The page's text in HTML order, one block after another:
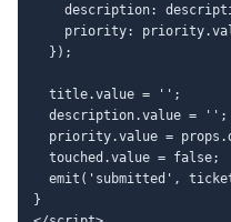
description:
priority:
  });
  title.value = '';
  description.value = '';
priority.value =
  touched.value = false;
emit('submitted',
}